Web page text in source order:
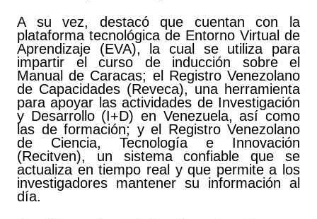
A su vez, destacó que cuentan con la
plataforma tecnológica de Entorno Virtual de
Aprendizaje (EVA), la cual se utiliza para
impartir el curso de inducción sobre el
Manual de Caracas; el Registro Venezolano
de Capacidades (Reveca), una herramienta
para apoyar las actividades de Investigación
y Desarrollo (I+D) en Venezuela, así como
las de formación; y el Registro Venezolano
de Ciencia, Tecnología e Innovación
(Recitven), un sistema confiable que se
actualiza en tiempo real y que permite a los
investigadores mantener su información al
día.